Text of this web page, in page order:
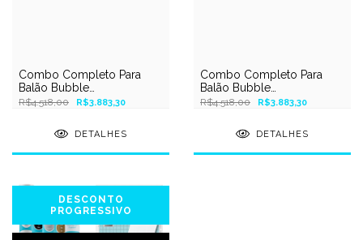
Combo Completo Para
Balão Bubble
Personalizado - Cameo 5
Silhouette Experts
R$4.518,00 R$3.883,30
DETALHES
Combo Completo Para
Balão Bubble
Personalizado - Cameo 5
Silhouette Experts
R$4.518,00 R$3.883,30
DETALHES
DESCONTO
PROGRESSIVO